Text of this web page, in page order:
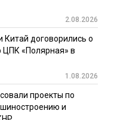
2.08.2026
Китай договорились о
ЦПК «Полярная» в
1.08.2026
проекты по
и